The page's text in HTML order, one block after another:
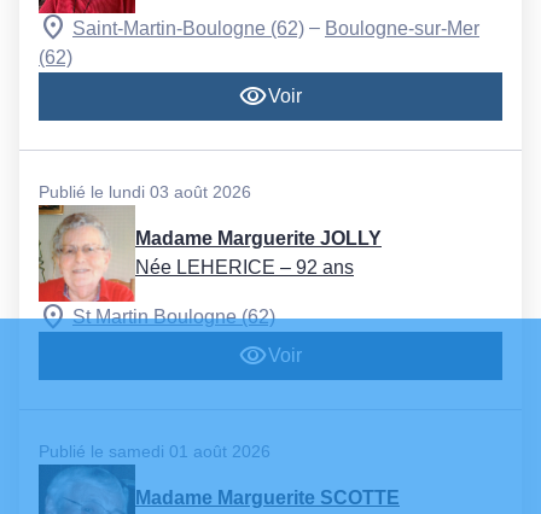
Saint-Martin-Boulogne (62) – Boulogne-sur-Mer
(62)
Voir
Publié le lundi 03 août 2026
Madame Marguerite JOLLY
Née LEHERICE – 92 ans
St Martin Boulogne (62)
Voir
Publié le samedi 01 août 2026
Madame Marguerite SCOTTE